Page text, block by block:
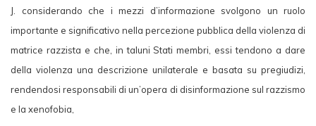
J. considerando che i mezzi d’informazione svolgono un ruolo
importante e significativo nella percezione pubblica della violenza di
matrice razzista e che, in taluni Stati membri, essi tendono a dare
della violenza una descrizione unilaterale e basata su pregiudizi,
rendendosi responsabili di un’opera di disinformazione sul razzismo
e la xenofobia,